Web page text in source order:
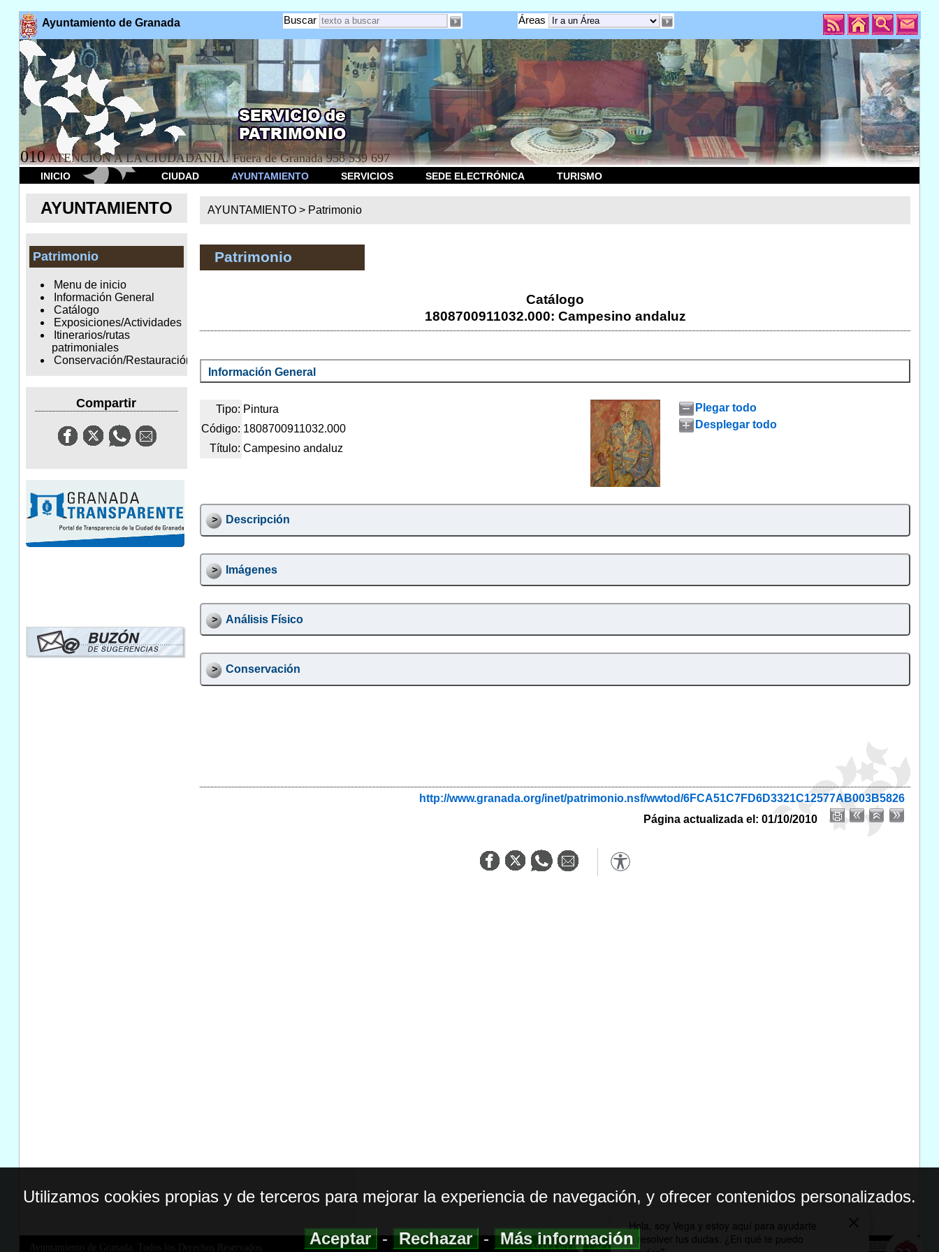
Ayuntamiento de Granada Áreas
Buscar
010 ATENCION A LA CIUDADANÍA. Fuera de Granada 958 539 697
INICIO CIUDAD AYUNTAMIENTO SERVICIOS SEDE ELECTRÓNICA TURISMO
AYUNTAMIENTO
Patrimonio
Menu de inicio
Información General
Catálogo
Exposiciones/Actividades
Itinerarios/rutas
patrimoniales
Conservación/Restauración
Compartir
AYUNTAMIENTO > Patrimonio
Patrimonio
Catálogo
1808700911032.000: Campesino andaluz
Información General
Tipo: Pintura
Código: 1808700911032.000
Título: Campesino andaluz
Plegar todo
Desplegar todo
Descripción
Imágenes
Análisis Físico
Conservación
http://www.granada.org/inet/patrimonio.nsf/wwtod/6FCA51C7FD6D3321C12577AB003B5826
Página actualizada el: 01/10/2010
Ayuntamiento de Granada. Todos los Derechos Reservados. MAPA WEB|ACCESIBILIDAD
Utilizamos cookies propias y de terceros para mejorar la experiencia de navegación, y ofrecer contenidos personalizados.
Aceptar-Rechazar-Más información